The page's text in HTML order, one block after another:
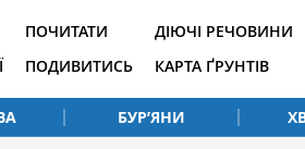
ПОЧИТАТИ
ПОДИВИТИСЬ
ДІЮЧІ РЕЧОВИНИ
КАРТА ҐРУНТІВ
БУР’ЯНИ